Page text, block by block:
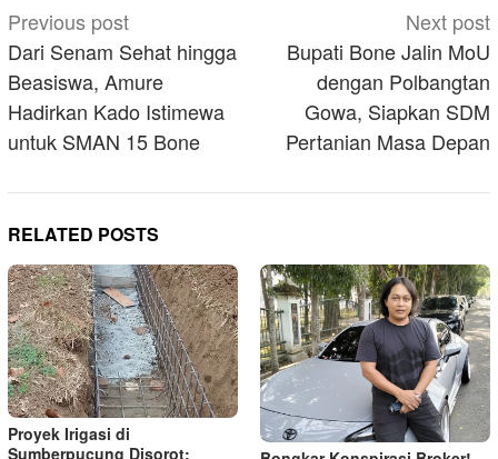
Post
navigation
Previous post
Dari Senam Sehat hingga
Beasiswa, Amure
Hadirkan Kado Istimewa
untuk SMAN 15 Bone
Next post
Bupati Bone Jalin MoU
dengan Polbangtan
Gowa, Siapkan SDM
Pertanian Masa Depan
RELATED POSTS
Proyek Irigasi di
Sumberpucung Disorot: